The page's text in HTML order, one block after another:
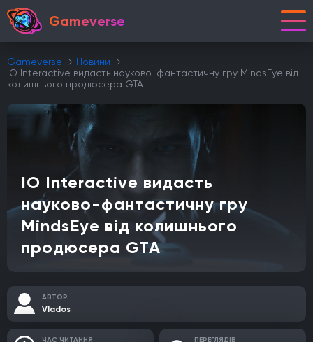
Gameverse
Gameverse
Новини
IO Interactive видасть науково-фантастичну гру MindsEye від
колишнього продюсера GTA
IO Interactive видасть
науково-фантастичну гру
MindsEye від колишнього
продюсера GTA
АВТОР
Vlados
ЧАС ЧИТАННЯ ПЕРЕГЛЯДІВ